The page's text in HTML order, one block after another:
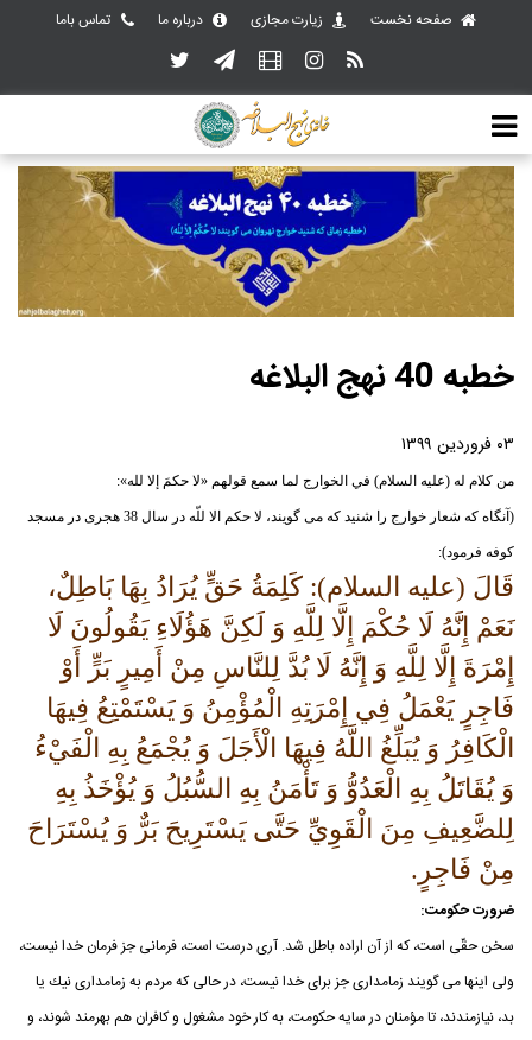
صفحه نخست زیارت مجازی درباره ما تماس باما
خطبه 40 نهج البلاغه
۰۳ فروردین ۱۳۹۹
من كلام له (علیه السلام) في الخوارج لما سمع قولهم «لا حكمَ إلا لله»:
(آنگاه كه شعار خوارج را شنيد كه مى گويند، لا حكم الا للّه در سال 38 هجرى در مسجد
كوفه فرمود):
قَالَ (علیه السلام): كَلِمَةُ حَقٍّ يُرَادُ بِهَا بَاطِلٌ،
نَعَمْ إِنَّهُ لَا حُكْمَ إِلَّا لِلَّهِ وَ لَكِنَّ هَؤُلَاءِ يَقُولُونَ لَا
إِمْرَةَ إِلَّا لِلَّهِ وَ إِنَّهُ لَا بُدَّ لِلنَّاسِ مِنْ أَمِيرٍ بَرٍّ أَوْ
فَاجِرٍ يَعْمَلُ فِي إِمْرَتِهِ الْمُؤْمِنُ وَ يَسْتَمْتِعُ فِيهَا
الْكَافِرُ وَ يُبَلِّغُ اللَّهُ فِيهَا الْأَجَلَ وَ يُجْمَعُ بِهِ الْفَيْءُ
وَ يُقَاتَلُ بِهِ الْعَدُوُّ وَ تَأْمَنُ بِهِ السُّبُلُ وَ يُؤْخَذُ بِهِ
لِلضَّعِيفِ مِنَ الْقَوِيِّ حَتَّى يَسْتَرِيحَ بَرٌّ وَ يُسْتَرَاحَ
مِنْ فَاجِرٍ.
ضرورت حكومت:
سخن حقّى است، كه از آن اراده باطل شد. آرى درست است، فرمانى جز فرمان خدا نيست،
ولى اينها مى گويند زمامدارى جز براى خدا نيست، در حالى كه مردم به زمامدارى نيك يا
بد، نيازمندند، تا مؤمنان در سايه حكومت، به كار خود مشغول و كافران هم بهرمند شوند، و